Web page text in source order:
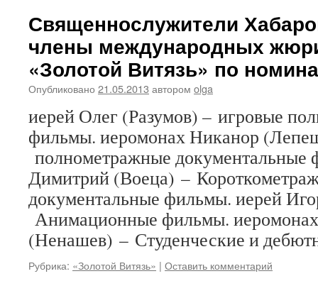
Священнослужители
члены международных
«Золотой Витязь» по
Опубликовано 21.05.2013 автором olga
иерей Олег (Разумов) – игровые
фильмы. иеромонах Никанор
полнометражные документальные
Димитрий (Воеца) –
документальные фильмы. иерей
Анимационные фильмы.
(Ненашев) – Студенческие и
Рубрика: «Золотой Витязь» | Оставить комментарий